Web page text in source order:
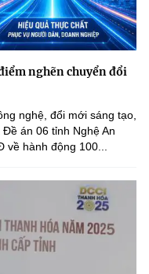
nghẽn chuyển đổi
nghệ, đổi mới sáng tạo,
án 06 tỉnh Nghệ An
hành động 100...